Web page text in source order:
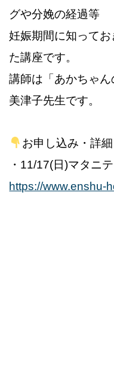
グや分娩の経過等
妊娠期間に知って
た講座です。
講師は「あかちゃん
美津子先生です。
お申し込み・詳細
・11/17(日)マタニ
https://www.enshu-